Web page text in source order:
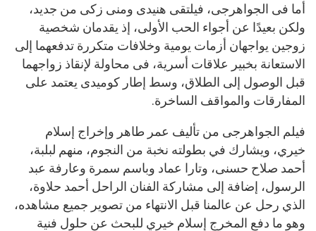
أما فى الجواهرجى، فيلتقى هنيدى ومنى زكى من جديد،
ولكن بعيدًا عن أجواء الحب الأولى، إذ يقدمان شخصية
زوجين يواجهان أزمات يومية وخلافات متكررة تدفعهما إلى
الاستعانة بخبير علاقات أسرية، فى محاولة لإنقاذ زواجهما
قبل الوصول إلى الطلاق، وسط إطار كوميدى يعتمد على
المفارقات والمواقف الساخرة.
فيلم الجواهرجى من تأليف عمر طاهر وإخراج إسلام
خيري، ويشارك في بطولته نخبة من النجوم، منهم لبلبة،
أحمد صلاح حسنى، وتارا عماد وباسم سمرة وعارفة عبد
الرسول، إضافة إلى مشاركة الفنان الراحل أحمد حلاوة،
الذي رحل عن عالمنا قبل الانتهاء من تصوير جميع مشاهده،
وهو ما دفع المخرج إسلام خيري للبحث عن حلول فنية